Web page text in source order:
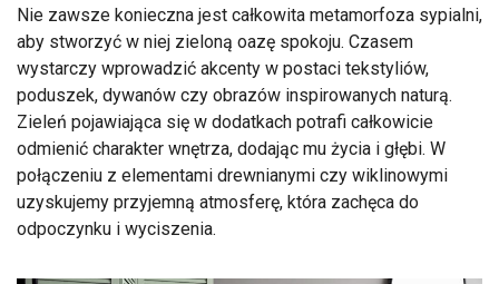
Nie zawsze konieczna jest całkowita metamorfoza sypialni,
aby stworzyć w niej zieloną oazę spokoju. Czasem
wystarczy wprowadzić akcenty w postaci tekstyliów,
poduszek, dywanów czy obrazów inspirowanych naturą.
Zieleń pojawiająca się w dodatkach potrafi całkowicie
odmienić charakter wnętrza, dodając mu życia i głębi. W
połączeniu z elementami drewnianymi czy wiklinowymi
uzyskujemy przyjemną atmosferę, która zachęca do
odpoczynku i wyciszenia.